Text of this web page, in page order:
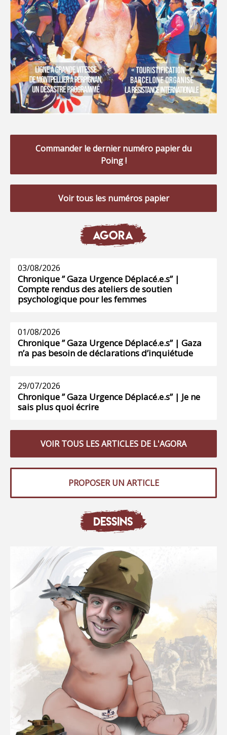
Commander le dernier numéro papier du
Poing !
Voir tous les numéros papier
AGORA
03/08/2026
Chronique ” Gaza Urgence Déplacé.e.s” |
Compte rendus des ateliers de soutien
psychologique pour les femmes
01/08/2026
Chronique ” Gaza Urgence Déplacé.e.s” | Gaza
n’a pas besoin de déclarations d’inquiétude
29/07/2026
Chronique ” Gaza Urgence Déplacé.e.s” | Je ne
sais plus quoi écrire
VOIR TOUS LES ARTICLES DE L'AGORA
PROPOSER UN ARTICLE
DESSINS